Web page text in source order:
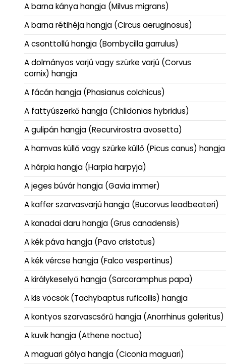
A barna kánya hangja (Milvus migrans)
A barna rétihéja hangja (Circus aeruginosus)
A csonttollú hangja (Bombycilla garrulus)
A dolmányos varjú vagy szürke varjú (Corvus
cornix) hangja
A fácán hangja (Phasianus colchicus)
A fattyúszerkő hangja (Chlidonias hybridus)
A gulipán hangja (Recurvirostra avosetta)
A hamvas küllő vagy szürke küllő (Picus canus) hangja
A hárpia hangja (Harpia harpyja)
A jeges búvár hangja (Gavia immer)
A kaffer szarvasvarjú hangja (Bucorvus leadbeateri)
A kanadai daru hangja (Grus canadensis)
A kék páva hangja (Pavo cristatus)
A kék vércse hangja (Falco vespertinus)
A királykeselyű hangja (Sarcoramphus papa)
A kis vöcsök (Tachybaptus ruficollis) hangja
A kontyos szarvascsőrű hangja (Anorrhinus galeritus)
A kuvik hangja (Athene noctua)
A maguari gólya hangja (Ciconia maguari)